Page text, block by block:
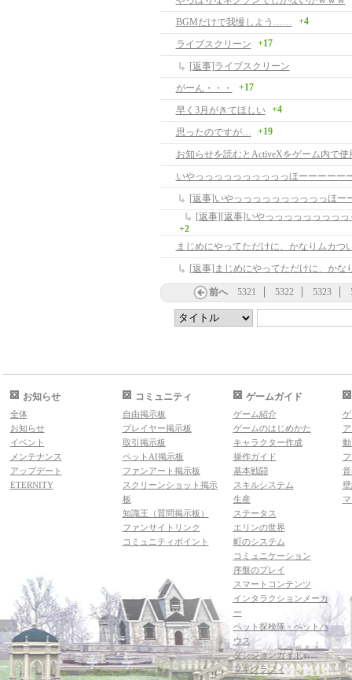
BGMだけで我慢しよう…… +4
ライブスクリーン +17
[返事]ライブスクリーン
がーん・・・
+17
早く3月がきてほしい +4
思ったのですが… +19
いやっっっっっっっっっっほーーーーー
+2
まじめにやってただけに、かなりムカつ
[返事]まじめにやってただけに、かな
前へ 5321 5322 5323
お知らせ
全体
お知らせ
イベント
メンテナンス
アップデート
ETERNITY
コミュニティ
自由掲示板
プレイヤー掲示板
取引掲示板
ペットAI掲示板
ファンアート掲示板
スクリーンショット掲示
板
知識王（質問掲示板）
ファンサイトリンク
コミュニティポイント
ゲームガイド
ゲーム紹介
ゲームのはじめかた
キャラクター作成
操作ガイド
基本戦闘
スキルシステム
生産
ステータス
エリンの世界
町のシステム
コミュニケーション
序盤のプレイ
スマートコンテンツ
インタラクションメーカ
ー
ペット探検隊・ペットハ
ウス
ダンジョンガイド
マギグラフィ